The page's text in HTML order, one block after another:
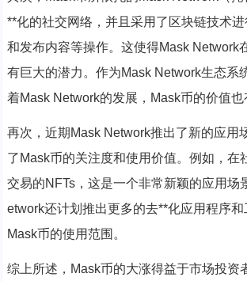
**化的社交网络，并且采用了区块链技术
和发布内容等操作。这使得Mask Network
有巨大的潜力。作为Mask Network生态系
着Mask Network的发展，Mask币的价值也
再次，近期Mask Network推出了新的应用
了Mask币的关注度和使用价值。例如，在
交易的NFTs，这是一个非常新颖的应用场
etwork还计划推出更多的去**化应用程序
Mask币的使用范围。
综上所述，Mask币的大涨得益于市场投资